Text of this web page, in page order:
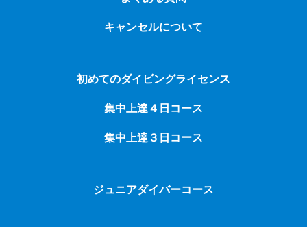
キャンセルについて
初めてのダイビングライセンス
集中上達４日コース
集中上達３日コース
ジュニアダイバーコース